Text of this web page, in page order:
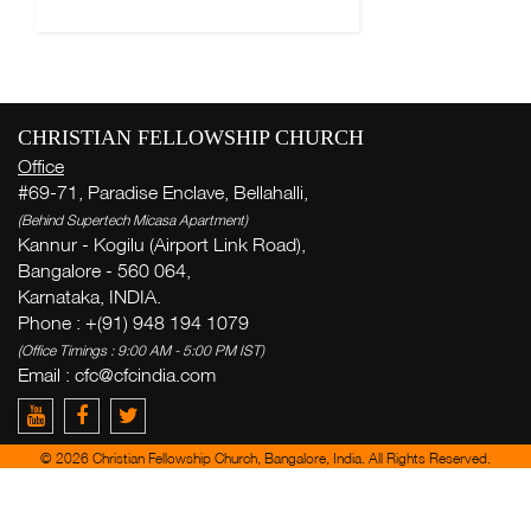
CHRISTIAN FELLOWSHIP CHURCH
Office
#69-71, Paradise Enclave, Bellahalli,
(Behind Supertech Micasa Apartment)
Kannur - Kogilu (Airport Link Road),
Bangalore - 560 064,
Karnataka, INDIA.
Phone : +(91) 948 194 1079
(Office Timings : 9:00 AM - 5:00 PM IST)
Email : cfc@cfcindia.com
© 2026 Christian Fellowship Church, Bangalore, India. All Rights Reserved.